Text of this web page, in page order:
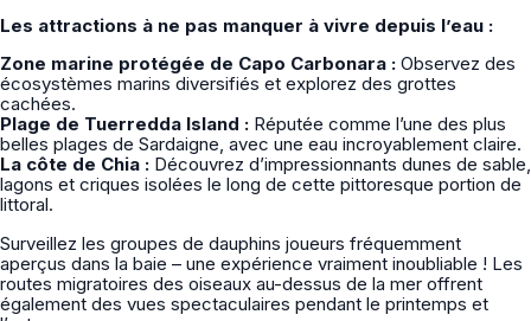
Les attractions à ne pas manquer à vivre depuis l’eau :
Zone marine protégée de Capo Carbonara : Observez des
écosystèmes marins diversifiés et explorez des grottes
cachées.
Plage de Tuerredda Island : Réputée comme l’une des plus
belles plages de Sardaigne, avec une eau incroyablement claire.
La côte de Chia : Découvrez d’impressionnants dunes de sable,
lagons et criques isolées le long de cette pittoresque portion de
littoral.
Surveillez les groupes de dauphins joueurs fréquemment
aperçus dans la baie – une expérience vraiment inoubliable ! Les
routes migratoires des oiseaux au-dessus de la mer offrent
également des vues spectaculaires pendant le printemps et